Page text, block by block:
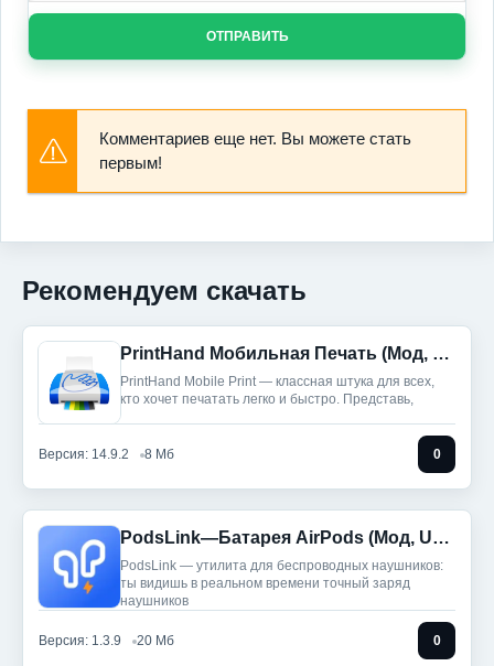
ОТПРАВИТЬ
Комментариев еще нет. Вы можете стать
первым!
Рекомендуем скачать
PrintHand Мобильная Печать (Мод, Unlocked)
PrintHand Mobile Print — классная штука для всех,
кто хочет печатать легко и быстро. Представь,
Версия: 14.9.2 8 Мб 0
PodsLink—Батарея AirPods (Мод, Unlocked)
PodsLink — утилита для беспроводных наушников:
ты видишь в реальном времени точный заряд
наушников
Версия: 1.3.9 20 Мб 0